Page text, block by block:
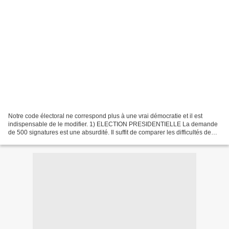
Notre code électoral ne correspond plus à une vrai démocratie et il est
indispensable de le modifier. 1) ELECTION PRESIDENTIELLE La demande
de 500 signatures est une absurdité. Il suffit de comparer les difficultés de